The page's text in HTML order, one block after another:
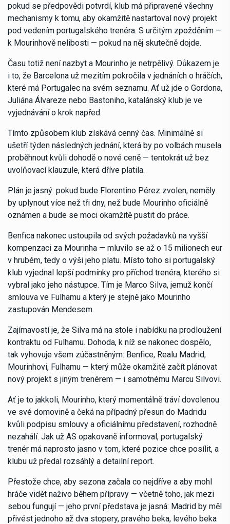
pokud se předpovědi potvrdí, klub má připravené všechny
mechanismy k tomu, aby okamžitě nastartoval nový projekt
pod vedením portugalského trenéra. S určitým zpožděním —
k Mourinhově nelibosti — pokud na něj skutečně dojde.
Času totiž není nazbyt a Mourinho je netrpělivý. Důkazem je
i to, že Barcelona už mezitím pokročila v jednáních o hráčích,
které má Portugalec na svém seznamu. Ať už jde o Gordona,
Juliána Álvareze nebo Bastoniho, katalánský klub je ve
vyjednávání o krok napřed.
Tímto způsobem klub získává cenný čas. Minimálně si
ušetří týden následných jednání, která by po volbách musela
proběhnout kvůli dohodě o nové ceně — tentokrát už bez
uvolňovací klauzule, která dříve platila.
Plán je jasný: pokud bude Florentino Pérez zvolen, neměly
by uplynout více než tři dny, než bude Mourinho oficiálně
oznámen a bude se moci okamžitě pustit do práce.
Benfica nakonec ustoupila od svých požadavků na vyšší
kompenzaci za Mourinha — mluvilo se až o 15 milionech eur
v hrubém, tedy o výši jeho platu. Místo toho si portugalský
klub vyjednal lepší podmínky pro příchod trenéra, kterého si
vybral jako jeho nástupce. Tím je Marco Silva, jemuž končí
smlouva ve Fulhamu a který je stejně jako Mourinho
zastupován Mendesem.
Zajímavostí je, že Silva má na stole i nabídku na prodloužení
kontraktu od Fulhamu. Dohoda, k níž se nakonec dospělo,
tak vyhovuje všem zúčastněným: Benfice, Realu Madrid,
Mourinhovi, Fulhamu — který může okamžitě začít plánovat
nový projekt s jiným trenérem — i samotnému Marcu Silvovi.
Ať je to jakkoli, Mourinho, který momentálně tráví dovolenou
ve své domovině a čeká na případný přesun do Madridu
kvůli podpisu smlouvy a oficiálnímu představení, rozhodně
nezahálí. Jak už AS opakovaně informoval, portugalský
trenér má naprosto jasno v tom, které pozice chce posílit, a
klubu už předal rozsáhlý a detailní report.
Přestože chce, aby sezona začala co nejdříve a aby mohl
hráče vidět naživo během přípravy — včetně toho, jak mezi
sebou fungují — jeho první představa je jasná: Madrid by měl
přivést jednoho až dva stopery, pravého beka, levého beka